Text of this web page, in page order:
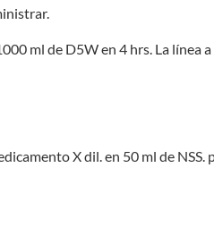
ml de D5W en 4 hrs. La línea
X dil. en 50 ml de